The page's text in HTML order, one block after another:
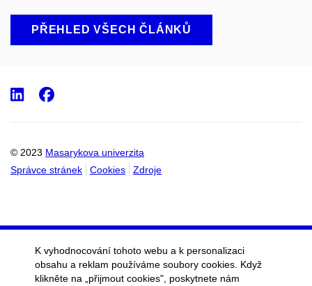
PŘEHLED VŠECH ČLÁNKŮ
© 2023 Masarykova univerzita
Správce stránek
Cookies Zdroje
LinkedIn
Facebook
K vyhodnocování tohoto webu a k personalizaci
obsahu a reklam používáme soubory cookies. Když
klikněte na „přijmout cookies", poskytnete nám